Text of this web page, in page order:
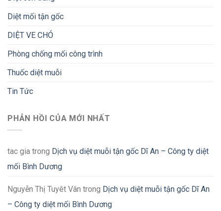
Diệt mối tận gốc
DIỆT VE CHÓ
Phòng chống mối công trình
Thuốc diệt muỗi
Tin Tức
PHẢN HỒI CỦA MỚI NHẤT
tac gia trong Dịch vụ diệt muỗi tận gốc Dĩ An – Công ty diệt
mối Bình Dương
Nguyễn Thị Tuyêt Vân trong Dịch vụ diệt muỗi tận gốc Dĩ An
– Công ty diệt mối Bình Dương